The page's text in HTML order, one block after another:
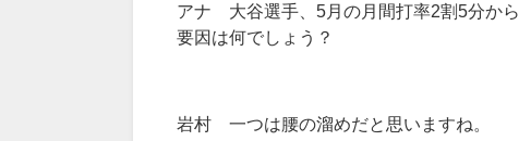
アナ 大谷選手、 5 月の月間打率2割5分から
要因は何でしょう？
岩村 一つは腰の溜めだと思いますね。